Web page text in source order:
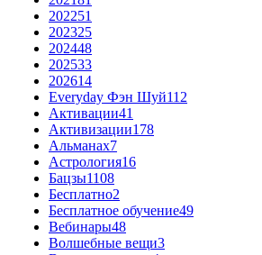
202251
202325
202448
202533
202614
Everyday Фэн Шуй112
Активации41
Активизации178
Альманах7
Астрология16
Бацзы1108
Бесплатно2
Бесплатное обучение49
Вебинары48
Волшебные вещи3